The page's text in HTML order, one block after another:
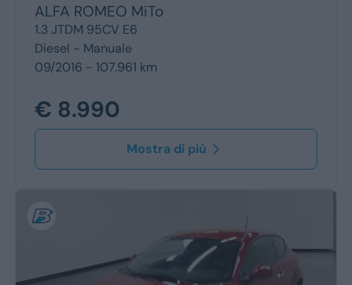
Tra i € 15.000 e i € 25.000
Tra i € 25.000 e i € 35.000
Sopra i € 35.000
Usato
Km 0
Berlina
Monovolume
ALFA ROMEO MiTo
1.3 JTDM 95CV E6
Diesel - Manuale
09/2016 - 107.961 km
€ 8.990
Mostra di più